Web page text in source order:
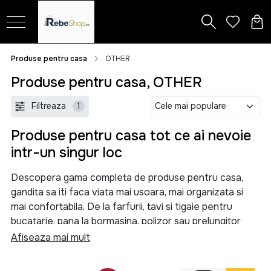
Produse pentru casa OTHER
Produse pentru casa, OTHER
Filtreaza 1
Produse pentru casa tot ce ai nevoie
intr-un singur loc
Descopera gama completa de produse pentru casa,
gandita sa iti faca viata mai usoara, mai organizata si
mai confortabila. De la farfurii, tavi si tigaie pentru
bucatarie, pana la bormasina, polizor sau prelungitor
pentru proiectele tale, aici gasesti solutii practice
Afiseaza mai mult